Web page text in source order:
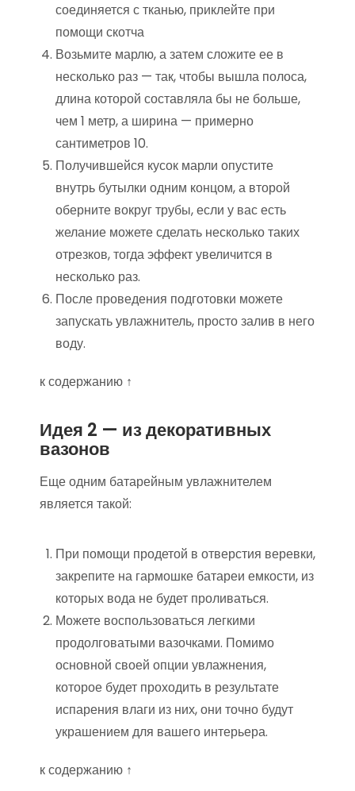
соединяется с тканью, приклейте при
помощи скотча
Возьмите марлю, а затем сложите ее в
несколько раз — так, чтобы вышла полоса,
длина которой составляла бы не больше,
чем 1 метр, а ширина — примерно
сантиметров 10.
Получившейся кусок марли опустите
внутрь бутылки одним концом, а второй
оберните вокруг трубы, если у вас есть
желание можете сделать несколько таких
отрезков, тогда эффект увеличится в
несколько раз.
После проведения подготовки можете
запускать увлажнитель, просто залив в него
воду.
к содержанию ↑
Идея 2 — из декоративных
вазонов
Еще одним батарейным увлажнителем
является такой:
При помощи продетой в отверстия веревки,
закрепите на гармошке батареи емкости, из
которых вода не будет проливаться.
Можете воспользоваться легкими
продолговатыми вазочками. Помимо
основной своей опции увлажнения,
которое будет проходить в результате
испарения влаги из них, они точно будут
украшением для вашего интерьера.
к содержанию ↑